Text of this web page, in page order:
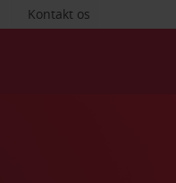
Kontakt os